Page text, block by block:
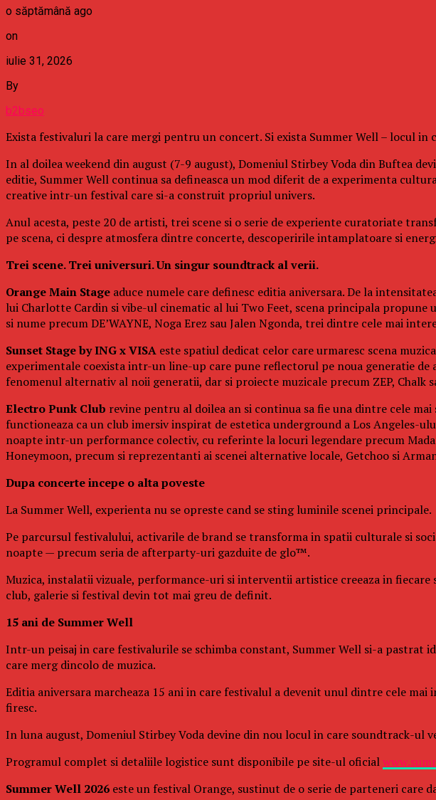
o săptămână ago
on
iulie 31, 2026
By
b2bseo
Exista festivaluri la care mergi pentru un concert. Si exista Summer Well – locul in
In al doilea weekend din august (7-9 august), Domeniul Stirbey Voda din Buftea
editie, Summer Well continua sa defineasca un mod diferit de a experimenta
creative intr-un festival care si-a construit propriul univers.
Anul acesta, peste 20 de artisti, trei scene si o serie de experiente curatoriate
pe scena, ci despre atmosfera dintre concerte, descoperirile intamplatoare si
Trei scene. Trei universuri. Un singur soundtrack al verii.
Orange Main Stage aduce numele care definesc editia aniversara. De la
lui Charlotte Cardin si vibe-ul cinematic al lui Two Feet, scena principala
si nume precum DE’WAYNE, Noga Erez sau Jalen Ngonda, trei dintre cele mai
Sunset Stage by ING x VISA este spatiul dedicat celor care urmaresc scena
experimentale coexista intr-un line-up care pune reflectorul pe noua generatie
fenomenul alternativ al noii generatii, dar si proiecte muzicale precum ZEP, Chalk
Electro Punk Club revine pentru al doilea an si continua sa fie una dintre cele
functioneaza ca un club imersiv inspirat de estetica underground a Los Angeles-
noapte intr-un performance colectiv, cu referinte la locuri legendare precum
Honeymoon, precum si reprezentanti ai scenei alternative locale, Getchoo si
Dupa concerte incepe o alta poveste
La Summer Well, experienta nu se opreste cand se sting luminile scenei principale.
Pe parcursul festivalului, activarile de brand se transforma in spatii culturale si
noapte — precum seria de afterparty-uri gazduite de glo™.
Muzica, instalatii vizuale, performance-uri si interventii artistice creeaza in
club, galerie si festival devin tot mai greu de definit.
15 ani de Summer Well
Intr-un peisaj in care festivalurile se schimba constant, Summer Well si-a
care merg dincolo de muzica.
Editia aniversara marcheaza 15 ani in care festivalul a devenit unul dintre cele
firesc.
In luna august, Domeniul Stirbey Voda devine din nou locul in care soundtrack-ul
Programul complet si detaliile logistice sunt disponibile pe site-ul oficial
Summer Well 2026 este un festival Orange, sustinut de o serie de parteneri